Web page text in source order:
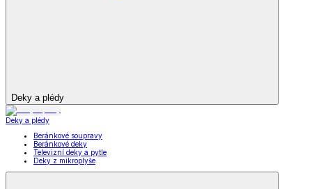
Deky a plédy
Deky a plédy
Beránkové soupravy
Beránkové deky
Televizní deky a pytle
Deky z mikroplyše